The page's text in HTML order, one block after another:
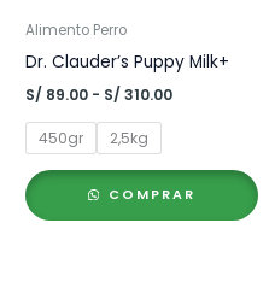
Alimento Perro
Dr. Clauder’s Puppy Milk+
S/ 89.00 - S/ 310.00Rango
S/ 89.00
hasta
450gr 2,5kg
COMPRAR